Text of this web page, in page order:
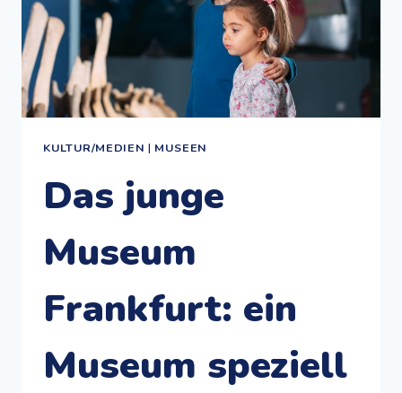
KULTUR/MEDIEN | MUSEEN
Das junge
Museum
Frankfurt: ein
Museum speziell